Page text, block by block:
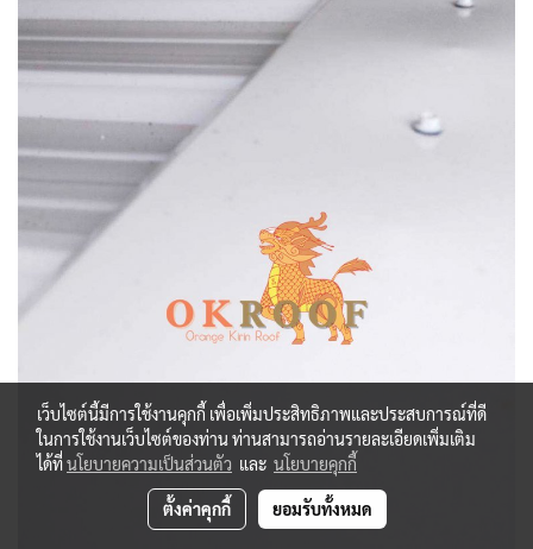
เว็บไซต์นี้มีการใช้งานคุกกี้ เพื่อเพิ่มประสิทธิภาพและประสบการณ์ที่ดี
ในการใช้งานเว็บไซต์ของท่าน ท่านสามารถอ่านรายละเอียดเพิ่มเติม
ได้ที่นโยบายความเป็นส่วนตัว และ นโยบายคุกกี้
ตั้งค่าคุกกี้ ยอมรับทั้งหมด